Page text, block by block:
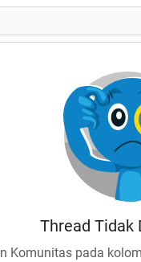
Thread Tidak
Komunitas pada